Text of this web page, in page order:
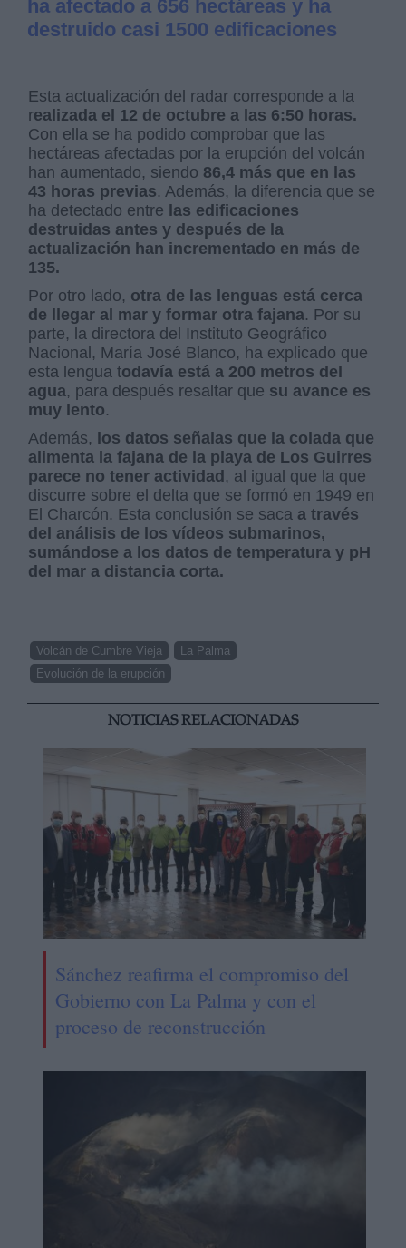
ha afectado a 656 hectáreas y ha
destruido casi 1500 edificaciones
Esta actualización del radar corresponde a la
realizada el 12 de octubre a las 6:50 horas.
Con ella se ha podido comprobar que las
hectáreas afectadas por la erupción del volcán
han aumentado, siendo 86,4 más que en las
43 horas previas. Además, la diferencia que se
ha detectado entre las edificaciones
destruidas antes y después de la
actualización han incrementado en más de
135.
Por otro lado, otra de las lenguas está cerca
de llegar al mar y formar otra fajana. Por su
parte, la directora del Instituto Geográfico
Nacional, María José Blanco, ha explicado que
esta lengua todavía está a 200 metros del
agua, para después resaltar que su avance es
muy lento.
Además,
los datos señalas que la colada que
alimenta la fajana de la playa de Los Guirres
parece no tener actividad , al igual que la que
discurre sobre el delta que se formó en 1949 en
El Charcón. Esta conclusión se saca a través
del análisis de los vídeos submarinos,
sumándose a los datos de temperatura y pH
del mar a distancia corta.
Volcán de Cumbre Vieja
La Palma
Evolución de la erupción
NOTICIAS RELACIONADAS
Sánchez reafirma el compromiso del
Gobierno con La Palma y con el
proceso de reconstrucción